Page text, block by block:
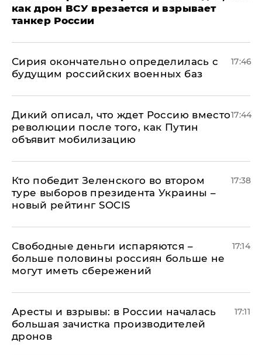
как дрон ВСУ врезается и взрывает
танкер России
Сирия окончательно определилась с
будущим российских военных баз
17:46
Дикий описал, что ждет Россию вместо
революции после того, как Путин
объявит мобилизацию
17:44
Кто победит Зеленского во втором
туре выборов президента Украины –
новый рейтинг SOCIS
17:38
Свободные деньги испаряются –
больше половины россиян больше не
могут иметь сбережений
17:14
Аресты и взрывы: в России началась
большая зачистка производителей
дронов
17:11